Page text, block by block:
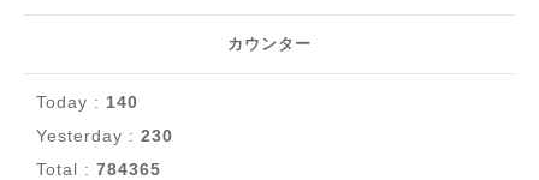
カウンター
Today : 140
Yesterday : 230
Total : 784365